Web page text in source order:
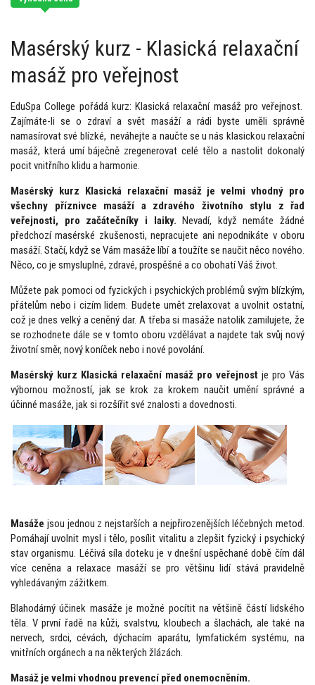
Masérský kurz - Klasická relaxační
masáž pro veřejnost
EduSpa College pořádá kurz: Klasická relaxační masáž pro veřejnost.
Zajímáte-li se o zdraví a svět masáží a rádi byste uměli správně
namasírovat své blízké, neváhejte a naučte se u nás klasickou relaxační
masáž, která umí báječně zregenerovat celé tělo a nastolit dokonalý
pocit vnitřního klidu a harmonie.
Masérský kurz Klasická relaxační masáž je velmi vhodný pro
všechny příznivce masáží a zdravého životního stylu z řad
veřejnosti, pro začátečníky i laiky. Nevadí, když nemáte žádné
předchozí masérské zkušenosti, nepracujete ani nepodnikáte v oboru
masáží. Stačí, když se Vám masáže líbí a toužíte se naučit něco nového.
Něco, co je smysluplné, zdravé, prospěšné a co obohatí Váš život.
Můžete pak pomoci od fyzických i psychických problémů svým blízkým,
přátelům nebo i cizím lidem. Budete umět zrelaxovat a uvolnit ostatní,
což je dnes velký a ceněný dar. A třeba si masáže natolik zamilujete, že
se rozhodnete dále se v tomto oboru vzdělávat a najdete tak svůj nový
životní směr, nový koníček nebo i nové povolání.
Masérský kurz Klasická relaxační masáž pro veřejnost je pro Vás
výbornou možností, jak se krok za krokem naučit umění správné a
účinné masáže, jak si rozšířit své znalosti a dovednosti.
Masáže jsou jednou z nejstarších a nejpřirozenějších léčebných metod.
Pomáhají uvolnit mysl i tělo, posílit vitalitu a zlepšit fyzický i psychický
stav organismu. Léčivá síla doteku je v dnešní uspěchané době čím dál
více ceněna a relaxace masáží se pro většinu lidí stává pravidelně
vyhledávaným zážitkem.
Blahodárný účinek masáže je možné pocítit na většině částí lidského
těla. V první řadě na kůži, svalstvu, kloubech a šlachách, ale také na
nervech, srdci, cévách, dýchacím aparátu, lymfatickém systému, na
vnitřních orgánech a na některých žlázách.
Masáž je velmi vhodnou prevencí před onemocněním.